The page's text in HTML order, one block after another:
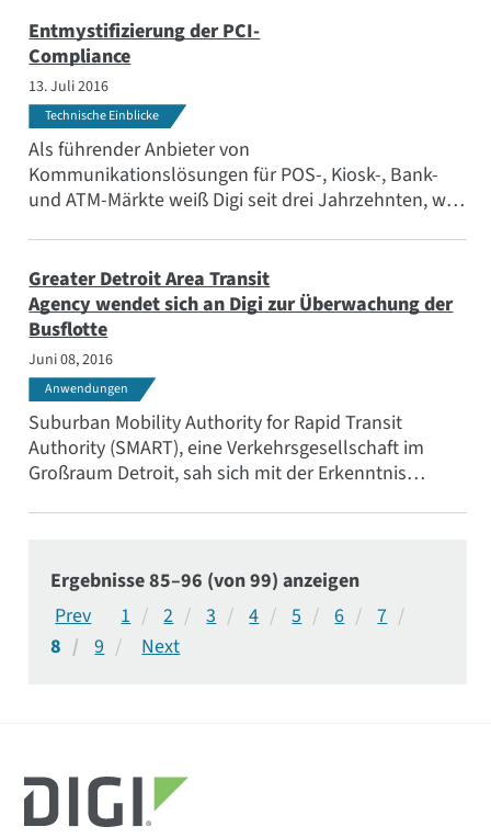
Uhren des Stadions gesendet werden.
Entmystifizierung der PCI-
Compliance
13. Juli 2016
Technische Einblicke
Als führender Anbieter von
Kommunikationslösungen für POS-, Kiosk-, Bank-
und ATM-Märkte weiß Digi seit drei Jahrzehnten, wie
Greater Detroit Area Transit
Agency wendet sich an Digi zur Überwachung der
Busflotte
Juni 08, 2016
Anwendungen
Suburban Mobility Authority for Rapid Transit
Authority (SMART), eine Verkehrsgesellschaft im
Großraum Detroit, sah sich mit der Erkenntnis
Ergebnisse 85–96 (von 99) anzeigen
1
2 3 4 5 6
7
8
9